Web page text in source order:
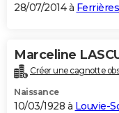
28/07/2014 à Ferrières
Marceline
Créer une cagnotte
Naissance
10/03/1928 à Louvie-